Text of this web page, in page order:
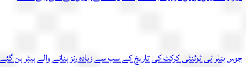
جوس بٹلر ٹی ٹوئنٹی کرکٹ کی تاریخ کے سب سے زیادہ رنز بنانے والے بیٹر بن گئے